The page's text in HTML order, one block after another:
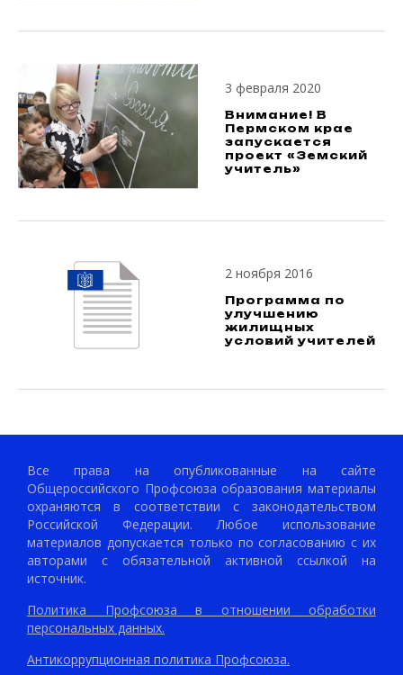
3 февраля 2020
Внимание! В
Пермском крае
запускается
проект «Земский
учитель»
2 ноября 2016
Программа по
улучшению
жилищных
условий учителей
Все права на опубликованные на сайте
Общероссийского Профсоюза образования материалы
охраняются в соответствии с законодательством
Российской Федерации. Любое использование
материалов допускается только по согласованию с их
авторами с обязательной активной ссылкой на
источник.
Политика Профсоюза в отношении обработки
персональных данных.
Антикоррупционная политика Профсоюза.